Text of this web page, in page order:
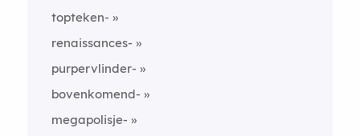
topteken-
renaissances-
purpervlinder-
bovenkomend-
megapolisje-